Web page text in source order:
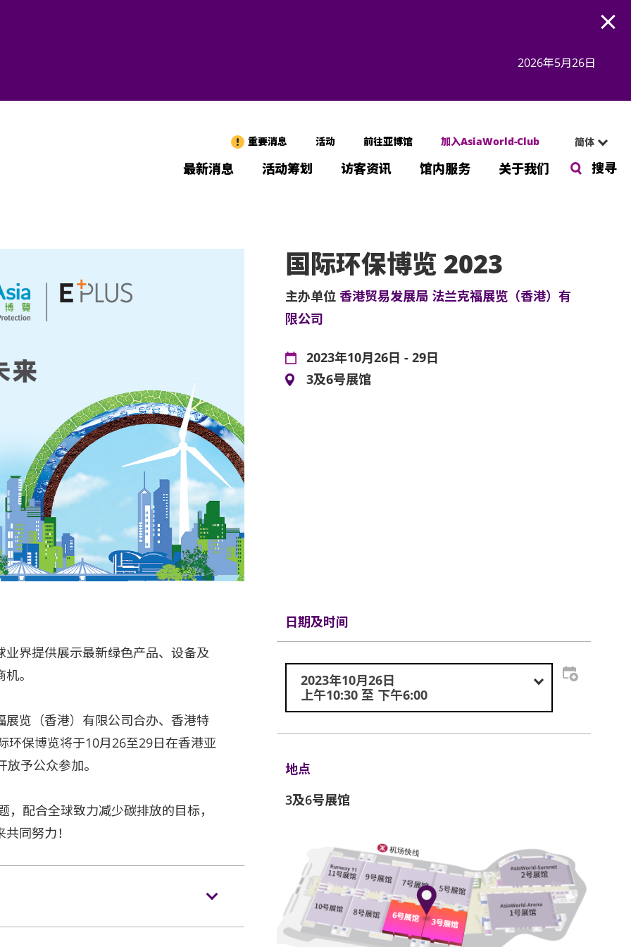
2026年5月26日
重要消息 活动 前往亚博馆 加入AsiaWorld-Club 简体
最新消息 活动筹划 访客资讯 馆内服务 关于我们 搜寻
国际环保博览 2023
主办单位 香港贸易发展局 法兰克福展览（香港）有
限公司
2023年10月26日 - 29日
3及6号展馆
界提供展示最新绿色产品、设备及
。
览（香港）有限公司合办、香港特
环保博览将于10月26至29日在香港亚
予公众参加。
配合全球致力减少碳排放的目标，
同努力！
日期及时间
2023年10月26日
上午10:30 至 下午6:00
地点
3及6号展馆